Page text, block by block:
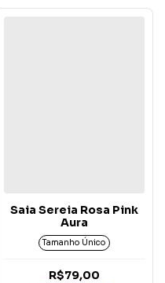
Saia Sereia Rosa Pink
Aura
Tamanho Único
R$79,00